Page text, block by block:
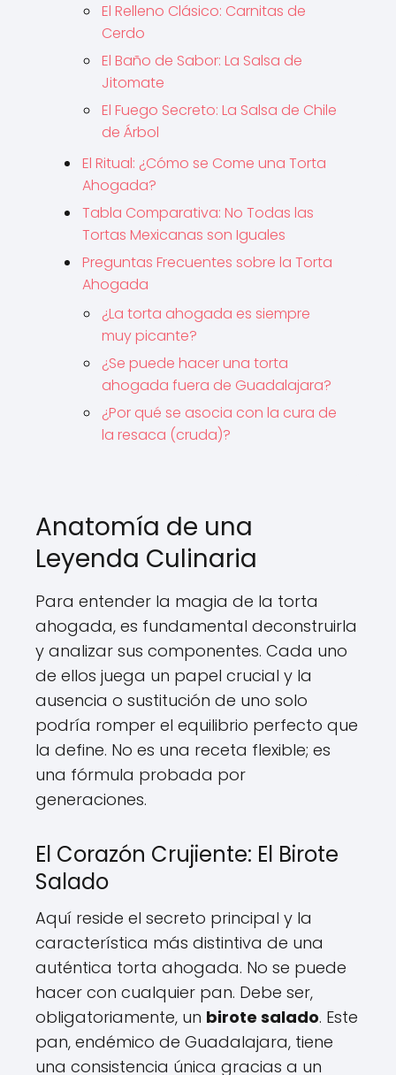
El Relleno Clásico: Carnitas de
Cerdo
El Baño de Sabor: La Salsa de
Jitomate
El Fuego Secreto: La Salsa de Chile
de Árbol
El Ritual: ¿Cómo se Come una Torta
Ahogada?
Tabla Comparativa: No Todas las
Tortas Mexicanas son Iguales
Preguntas Frecuentes sobre la Torta
Ahogada
¿La torta ahogada es siempre
muy picante?
¿Se puede hacer una torta
ahogada fuera de Guadalajara?
¿Por qué se asocia con la cura de
la resaca (cruda)?
Anatomía de una
Leyenda Culinaria
Para entender la magia de la torta
ahogada, es fundamental deconstruirla
y analizar sus componentes. Cada uno
de ellos juega un papel crucial y la
ausencia o sustitución de uno solo
podría romper el equilibrio perfecto que
la define. No es una receta flexible; es
una fórmula probada por
generaciones.
El Corazón Crujiente: El Birote
Salado
Aquí reside el secreto principal y la
característica más distintiva de una
auténtica torta ahogada. No se puede
hacer con cualquier pan. Debe ser,
obligatoriamente, un birote salado. Este
pan, endémico de Guadalajara, tiene
una consistencia única gracias a un